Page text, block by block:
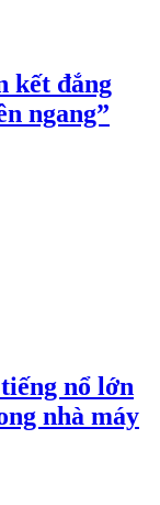
kết đắng
ngang”
nổ lớn
nhà máy